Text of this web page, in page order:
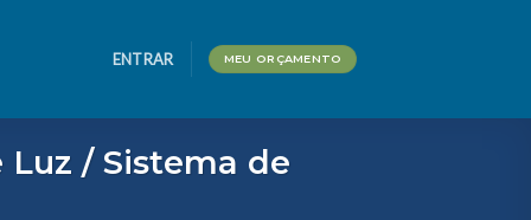
ENTRAR MEU ORÇAMENTO
Luz / Sistema de